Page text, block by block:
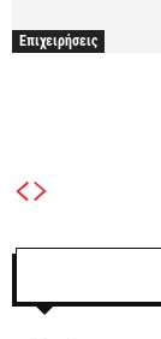
Επιχειρήσεις